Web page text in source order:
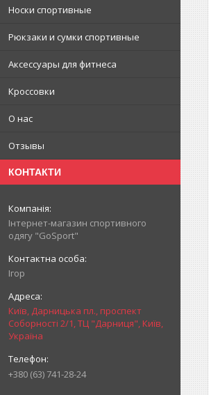
Носки спортивные
Рюкзаки и сумки спортивные
Аксессуары для фитнеса
Кроссовки
О нас
Отзывы
КОНТАКТИ
Інтернет-магазин спортивного
одягу "GoSport"
Ігор
Київ, Дарницька пл., проспект
Соборності 2/1, ТЦ "Дарниця", Київ,
Україна
+380 (63) 741-28-24